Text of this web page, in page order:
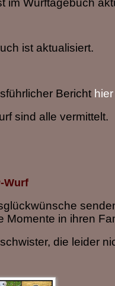
im Wurftagebuch
ist aktualisiert.
Bericht hier
sind alle vermittelt.
Wurf
Momente in ihren
die leider